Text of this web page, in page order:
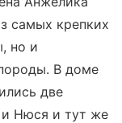
самых крепких
но и
В доме
две
Нюся и тут же